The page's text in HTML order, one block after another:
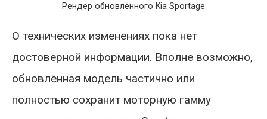
Рендер обновлённого Kia Sportage
О технических изменениях пока нет
достоверной информации. Вполне возможно,
обновлённая модель частично или
полностью сохранит моторную гамму